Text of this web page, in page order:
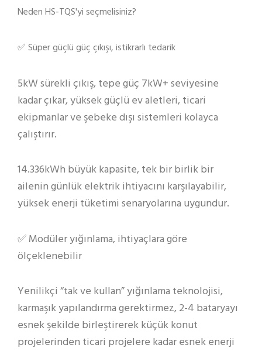
Neden HS-TQS'yi seçmelisiniz?
✅ Süper güçlü güç çıkışı, istikrarlı tedarik
5kW sürekli çıkış, tepe güç 7kW+ seviyesine
kadar çıkar, yüksek güçlü ev aletleri, ticari
ekipmanlar ve şebeke dışı sistemleri kolayca
çalıştırır.
14.336kWh büyük kapasite, tek bir birlik bir
ailenin günlük elektrik ihtiyacını karşılayabilir,
yüksek enerji tüketimi senaryolarına uygundur.
✅ Modüler yığınlama, ihtiyaçlara göre
ölçeklenebilir
Yenilikçi “tak ve kullan” yığınlama teknolojisi,
karmaşık yapılandırma gerektirmez, 2-4 bataryayı
esnek şekilde birleştirerek küçük konut
projelerinden ticari projelere kadar esnek enerji